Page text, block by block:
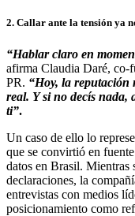
2. Callar ante la tensión ya
“Hablar claro en
afirma Claudia Daré, co-
PR. “Hoy, la reputación
real. Y si no decís nada,
ti”.
Un caso de ello lo
que se convirtió en
datos en Brasil. Mientras
declaraciones, la
entrevistas con medios
posicionamiento como